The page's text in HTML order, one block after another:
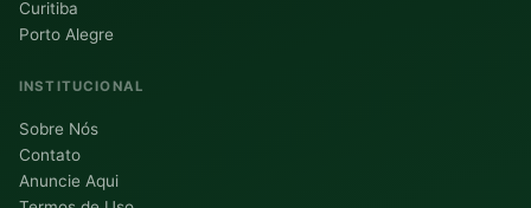
Curitiba
Porto Alegre
INSTITUCIONAL
Sobre Nós
Contato
Anuncie Aqui